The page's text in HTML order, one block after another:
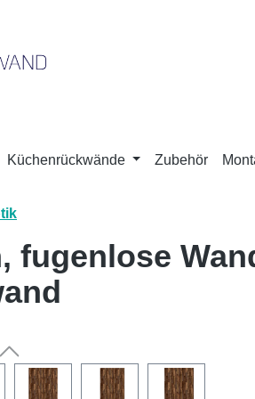
Küchenrückwände Zubehör
fugenlose